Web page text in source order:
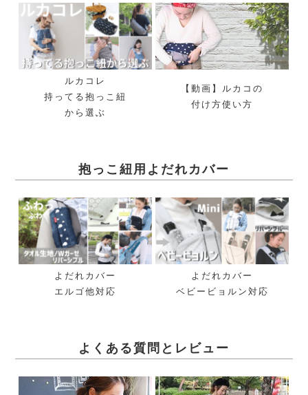
ルカコレ
持ってる抱っこ紐
から選ぶ
【動画】ルカコの
付け方使い方
抱っこ紐用よだれカバー
よだれカバー
エルゴ他対応
よだれカバー
ベビービョルン対応
よくある質問とレビュー